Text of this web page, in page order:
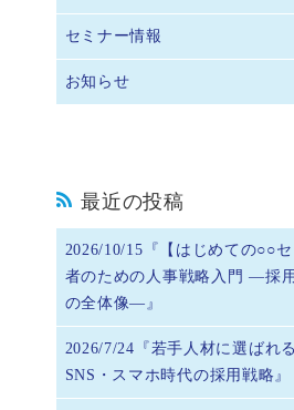
セミナー情報
お知らせ
最近の投稿
2026/10/15『【はじめての○○
者のための人事戦略入門 ―採
の全体像―』
2026/7/24『若手人材に選ばれ
SNS・スマホ時代の採用戦略』